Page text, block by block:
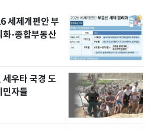
세제개편안 부
화-종합부동산
우타 국경 도
민자들